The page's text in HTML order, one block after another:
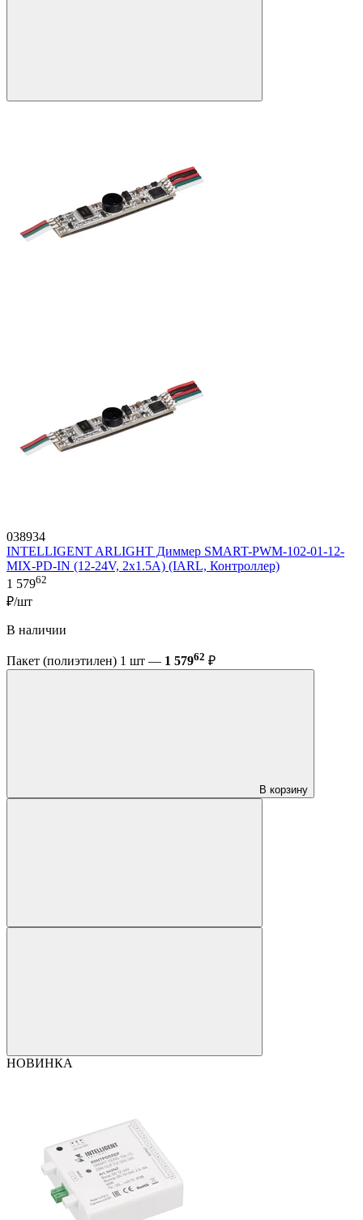
038934
INTELLIGENT ARLIGHT Диммер SMART-PWM-102-01-12-
MIX-PD-IN (12-24V, 2x1.5A) (IARL, Контроллер)
1 57962
₽/шт
В наличии
Пакет (полиэтилен) 1 шт — 1 57962 ₽
В корзину
НОВИНКА